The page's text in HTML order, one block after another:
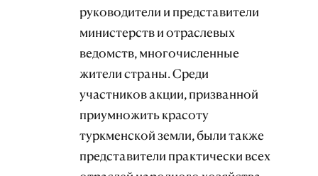
руководители и представители
министерств и отраслевых
ведомств, многочисленные
жители страны. Среди
участников акции, призванной
приумножить красоту
туркменской земли, были также
представители практически всех